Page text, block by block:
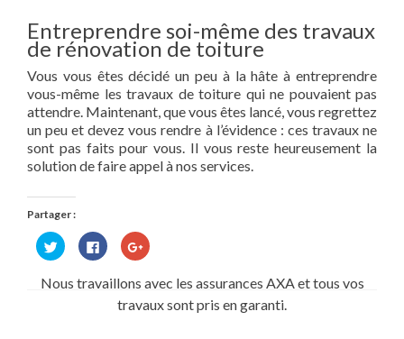
Entreprendre soi-même des travaux
de rénovation de toiture
Vous vous êtes décidé un peu à la hâte à entreprendre
vous-même les travaux de toiture qui ne pouvaient pas
attendre. Maintenant, que vous êtes lancé, vous regrettez
un peu et devez vous rendre à l’évidence : ces travaux ne
sont pas faits pour vous. Il vous reste heureusement la
solution de faire appel à nos services.
Partager :
Cliquez
pour
partager
Twitter(ouvre
Cliquez
pour
partager
sur
Facebook(ouvre
dans
une
Cliquez
pour
Google+
dans
Nous travaillons avec les assurances AXA et tous vos
travaux sont pris en garanti.